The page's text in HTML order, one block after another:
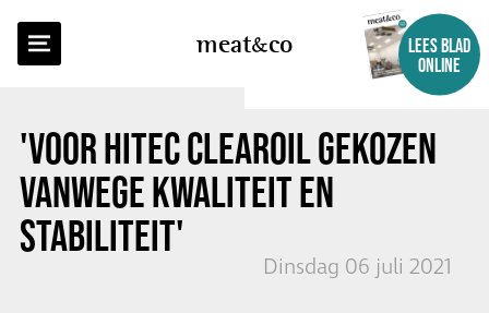
meatco
LEES BLAD
ONLINE
'VOOR HITEC CLEAROIL GEKOZEN
VANWEGE KWALITEIT EN
STABILITEIT'
Dinsdag 06 juli 2021
TERUG NAAR OVERZICHT